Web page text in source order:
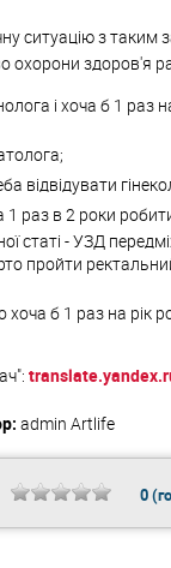
ситуацію з
охорони здоров'я
і хоча б 1 раз
відвідувати
раз в 2 роки
статі - УЗД
пройти
б 1 раз на рік
admin Artlife
0